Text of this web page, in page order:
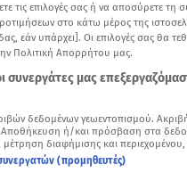
- Η συνέντευξη στο star.gr και
Δείτε περισσότερα άρθρα
Add
τις επιλογές σας ή να αποσύρετε
στο κάτω μέρος της
εάν υπάρχει]. Οι επιλογές σας θα
Πολιτική Απορρήτου μας.
συνεργάτες μας
δεδομένων γεωεντοπισμού.
ή/και πρόσβαση στα
μέτρηση διαφήμισης και
(προμηθευτές)